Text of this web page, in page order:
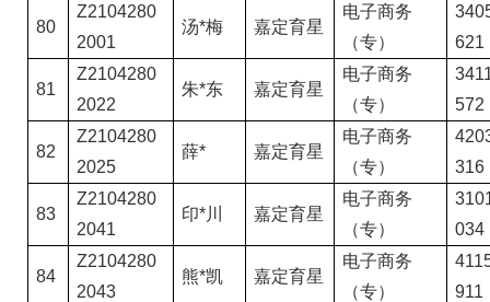
80
Z2104280
2001
汤*梅 嘉定育星
电子商务
（专）
621
81
Z2104280
2022
朱*东 嘉定育星
电子商务
（专）
572
82
Z2104280
2025
薛* 嘉定育星
电子商务
（专）
316
83
Z2104280
2041
印*川 嘉定育星
电子商务
（专）
034
84
Z2104280
2043
熊*凯 嘉定育星
电子商务
（专）
911